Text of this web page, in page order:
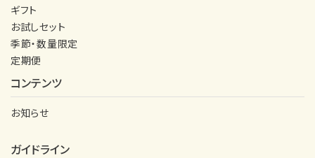
ギフト
お試しセット
季節・数量限定
定期便
コンテンツ
お知らせ
ガイドライン